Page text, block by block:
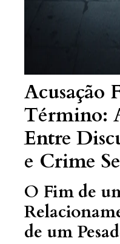
Acusação
Término:
Entre
e Crime
O Fim de
de um